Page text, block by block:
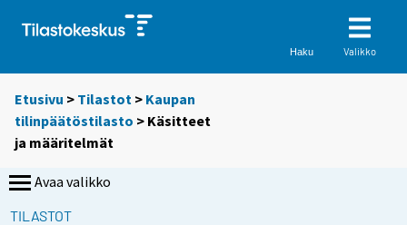
Haku Valikko
Etusivu > Tilastot > Kaupan
tilinpäätöstilasto > Käsitteet
ja määritelmät
Avaa valikko
TILASTOT